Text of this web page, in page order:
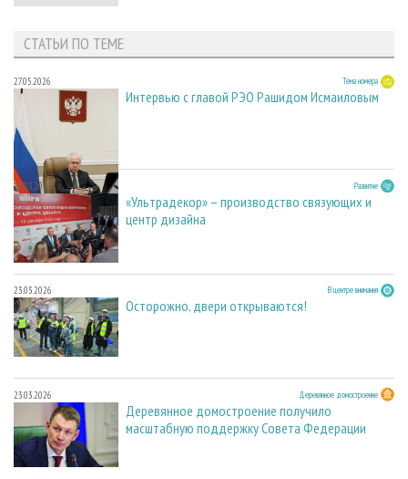
СТАТЬИ ПО ТЕМЕ
27.05.2026 Тема номера
Интервью с главой РЭО Рашидом Исмаиловым
23.03.2026 Развитие
«Ультрадекор» – производство связующих и
центр дизайна
23.03.2026 В центре внимания
Осторожно, двери открываются!
23.03.2026 Деревянное домостроение
Деревянное домостроение получило
масштабную поддержку Совета Федерации